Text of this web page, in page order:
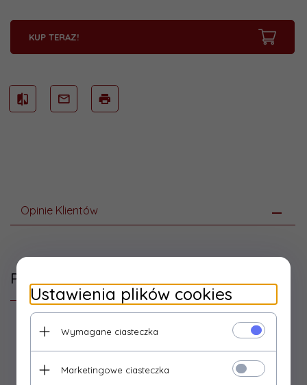
KUP TERAZ!
Opinie Klientów
Polecamy
Ustawienia plików cookies
Wymagane ciasteczka
Marketingowe ciasteczka